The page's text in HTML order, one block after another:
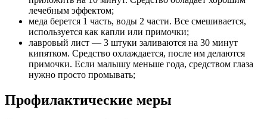
лечебным эффектом;
меда берется 1 часть, воды 2 части. Все смешивается,
используется как капли или примочки;
лавровый лист — 3 штуки заливаются на 30 минут
кипятком. Средство охлаждается, после им делаются
примочки. Если малышу меньше года, средством глаза
нужно просто промывать;
Профилактические меры